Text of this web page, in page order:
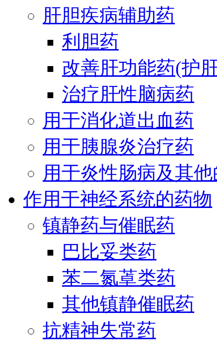
肝胆疾病辅助药
利胆药
改善肝功能药(护
治疗肝性脑病药
用于消化道出血药
用于胰腺炎治疗药
用于炎性肠病及其
作用于神经系统的药物
镇静药与催眠药
巴比妥类药
苯二氮䓬类药
其他镇静催眠药
抗精神失常药